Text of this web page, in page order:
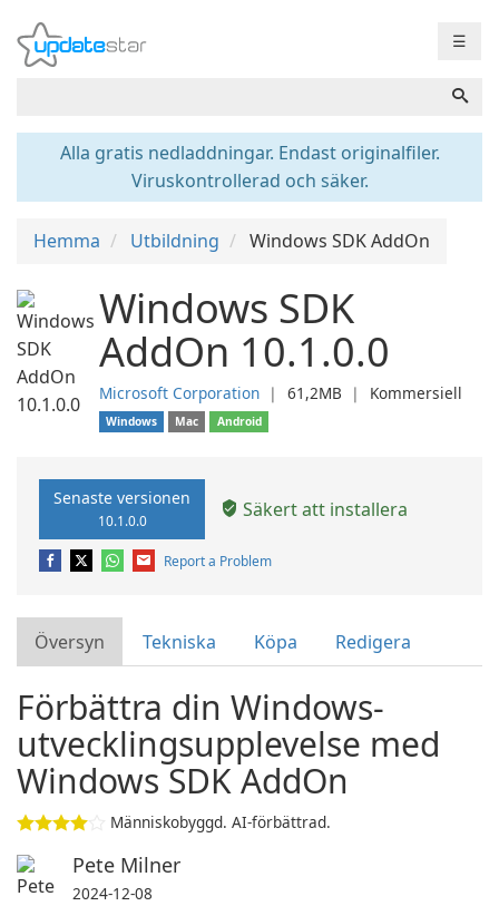
☰
Alla gratis nedladdningar. Endast originalfiler.
Viruskontrollerad och säker.
Hemma Utbildning Windows SDK AddOn
Windows SDK
AddOn 10.1.0.0
Microsoft Corporation ❘ 61,2MB ❘ Kommersiell
Windows Mac Android
Senaste versionen
10.1.0.0 Säkert att installera
Report a Problem
Översyn Tekniska Köpa Redigera
Förbättra din Windows-
utvecklingsupplevelse med
Windows SDK AddOn
Människobyggd. AI-förbättrad.
Pete Milner
2024-12-08